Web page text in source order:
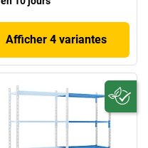
Afficher 4 variantes